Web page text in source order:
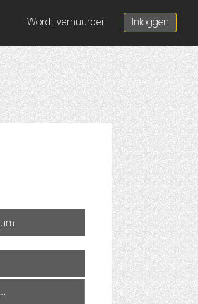
Wordt verhuurder Inloggen